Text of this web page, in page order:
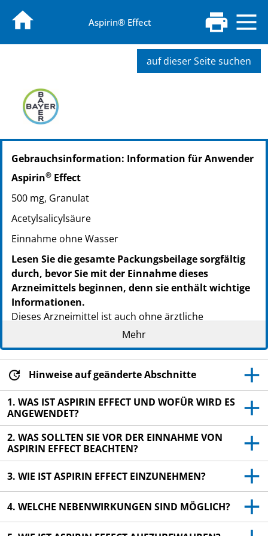
Aspirin® Effect
auf dieser Seite suchen
PZN: 01405147
PPN: 110140514722
NTIN: 04150014051478
PPN: 110174363121
NTIN: 04150017436319
Gebrauchsinformation: Information für Anwender
Aspirin® Effect
500 mg, Granulat
Acetylsalicylsäure
Einnahme ohne Wasser
Lesen Sie die gesamte Packungsbeilage sorgfältig
durch, bevor Sie mit der Einnahme dieses
Arzneimittels beginnen, denn sie enthält wichtige
Informationen.
Dieses Arzneimittel ist auch ohne ärztliche
Verschreibung erhältlich. Um einen bestmöglichen
Behandlungserfolg zu erzielen, muss Aspirin Effect
jedoch vorschriftsmäßig angewendet werden.
Heben Sie die Packungsbeilage auf. Vielleicht
möchten Sie diese später nochmals lesen.
Fragen Sie Ihren Apotheker, wenn Sie weitere
Informationen oder einen Rat benötigen.
Wenn Sie Nebenwirkungen bemerken, wenden Sie
sich an Ihren Arzt oder Apotheker. Dies gilt auch
für Nebenwirkungen, die nicht in dieser
Packungsbeilage angegeben sind. Siehe Abschnitt
4.
Wenn Sie sich nach 4 Tagen nicht besser oder gar
Mehr
Hinweise auf geänderte Abschnitte
1. WAS IST ASPIRIN EFFECT UND WOFÜR WIRD ES
ANGEWENDET?
2. WAS SOLLTEN SIE VOR DER EINNAHME VON
ASPIRIN EFFECT BEACHTEN?
3. WIE IST ASPIRIN EFFECT EINZUNEHMEN?
4. WELCHE NEBENWIRKUNGEN SIND MÖGLICH?